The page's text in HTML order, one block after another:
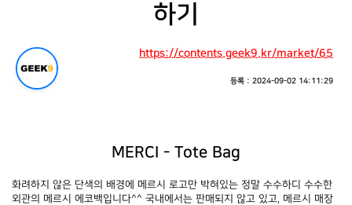
하기
https://contents.geek9.kr/market/65
등록 : 2024-09-02 14:11:29
MERCI - Tote Bag
화려하지 않은 단색의 배경에 메르시 로고만 박혀있는 정말 수수하디 수수한
외관의 메르시 에코백입니다^^ 국내에서는 판매되지 않고 있고, 메르시 매장